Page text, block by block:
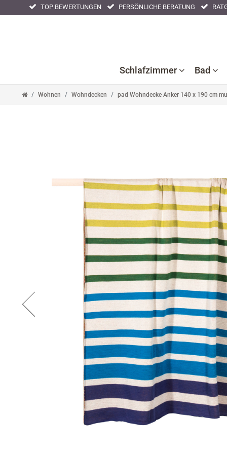
TOP BEWERTUNGEN PERSÖNLICHE BERATUNG
Schlafzimmer
Bettwäsche
Bad
Wohnen Wohndecken pad Wohndecke Anker 140 x 190 cm